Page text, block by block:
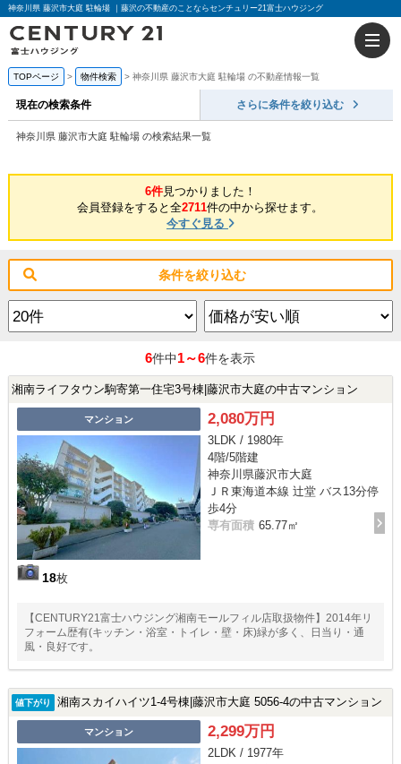
神奈川県 藤沢市大庭 駐輪場 ｜藤沢の不動産のことならセンチュリー21富士ハウジング
TOPページ 物件検索 神奈川県 藤沢市大庭 駐輪場 の不動産情報一覧
現在の検索条件 さらに条件を絞り込む
神奈川県 藤沢市大庭 駐輪場 の検索結果一覧
6件見つかりました！
会員登録をすると全2711件の中から探せます。
今すぐ見る
条件を絞り込む
6件中1～6件を表示
湘南ライフタウン駒寄第一住宅3号棟|藤沢市大庭の中古マンション
マンション
18枚
2,080万円
3LDK / 1980年
4階/5階建
神奈川県藤沢市大庭
ＪＲ東海道本線 辻堂 バス13分停
歩4分
専有面積 65.77㎡
【CENTURY21富士ハウジング湘南モールフィル店取扱物件】2014年リ
フォーム歴有(キッチン・浴室・トイレ・壁・床)緑が多く、日当り・通
風・良好です。
値下がり 湘南スカイハイツ1-4号棟|藤沢市大庭 5056-4の中古マンション
マンション 2,299万円
2LDK / 1977年